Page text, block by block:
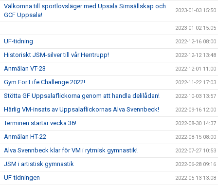
Välkomna till sportlovsläger med Upsala Simsällskap och
GCF Uppsala!
2023-01-03 15:50
2023-01-02 15:05
UF-tidning 2022-12-16 08:00
Historiskt JSM-silver till vår Herrtrupp! 2022-12-12 13:48
Anmälan VT-23 2022-12-01 11:00
Gym For Life Challenge 2022! 2022-11-22 17:03
Stötta GF Uppsalaflickorna genom att handla delilådan! 2022-10-03 13:57
Härlig VM-insats av Uppsalaflickornas Alva Svennbeck! 2022-09-16 12:00
Terminen startar vecka 36! 2022-08-30 14:37
Anmälan HT-22 2022-08-15 08:00
Alva Svennbeck klar för VM i rytmisk gymnastik! 2022-07-27 10:53
JSM i artistisk gymnastik 2022-06-28 09:16
UF-tidningen 2022-05-13 13:08